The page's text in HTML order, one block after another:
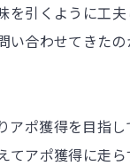
を引くように工
い合わせてきた
アポ獲得を目指
てアポ獲得に走